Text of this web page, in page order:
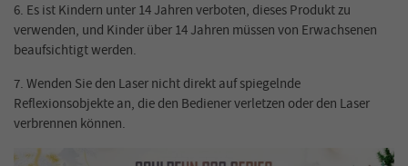
6. Es ist Kindern unter 14 Jahren verboten, dieses Produkt zu
verwenden, und Kinder über 14 Jahren müssen von Erwachsenen
beaufsichtigt werden.
7. Wenden Sie den Laser nicht direkt auf spiegelnde
Reflexionsobjekte an, die den Bediener verletzen oder den Laser
verbrennen können.